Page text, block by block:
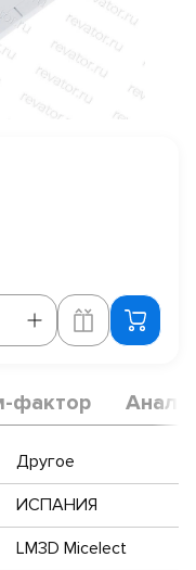
фактор
Другое
ИСПАНИЯ
LM3D Micelect